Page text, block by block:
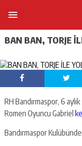
BAN BAN, TORJE
RH Bandırmaspor, 6
Romen Oyuncu Gabriel
Bandırmaspor